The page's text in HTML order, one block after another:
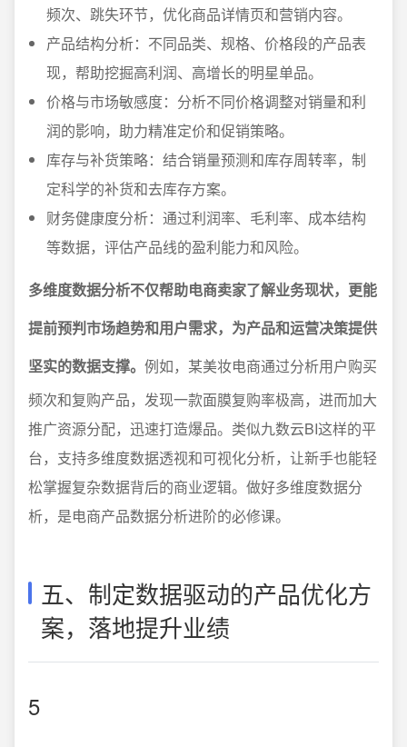
频次、跳失环节，优化商品详情页和营销内容。
产品结构分析：不同品类、规格、价格段的产品表
现，帮助挖掘高利润、高增长的明星单品。
价格与市场敏感度：分析不同价格调整对销量和利
润的影响，助力精准定价和促销策略。
库存与补货策略：结合销量预测和库存周转率，制
定科学的补货和去库存方案。
财务健康度分析：通过利润率、毛利率、成本结构
等数据，评估产品线的盈利能力和风险。
多维度数据分析不仅帮助电商卖家了解业务现状，更能
提前预判市场趋势和用户需求，为产品和运营决策提供
坚实的数据支撑。 例如，某美妆电商通过分析用户购买
频次和复购产品，发现一款面膜复购率极高，进而加大
推广资源分配，迅速打造爆品。类似九数云BI这样的平
台，支持多维度数据透视和可视化分析，让新手也能轻
松掌握复杂数据背后的商业逻辑。做好多维度数据分
析，是电商产品数据分析进阶的必修课。
五、制定数据驱动的产品优化方
案，落地提升业绩
5